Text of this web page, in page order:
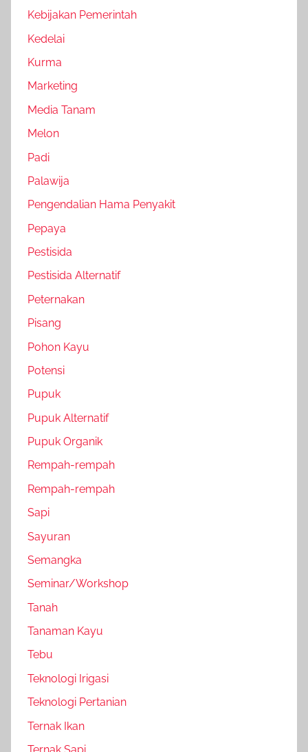
Kebijakan Pemerintah
Kedelai
Kurma
Marketing
Media Tanam
Melon
Padi
Palawija
Pengendalian Hama Penyakit
Pepaya
Pestisida
Pestisida Alternatif
Peternakan
Pisang
Pohon Kayu
Potensi
Pupuk
Pupuk Alternatif
Pupuk Organik
Rempah-rempah
Rempah-rempah
Sapi
Sayuran
Semangka
Seminar/Workshop
Tanah
Tanaman Kayu
Tebu
Teknologi Irigasi
Teknologi Pertanian
Ternak Ikan